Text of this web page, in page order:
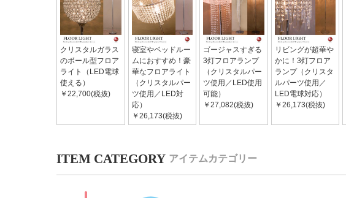
クリスタルガラス
のボール型フロア
ライト（LED電球
使える）
￥22,700(税抜)
寝室やベッドルー
ムにおすすめ！豪
華なフロアライト
（クリスタルパー
ツ使用／LED対
応）
￥26,173(税抜)
ゴージャスすぎる
3灯フロアランプ
（クリスタルパー
ツ使用／LED使用
可能）
￥27,082(税抜)
リビングが超華や
かに！3灯フロア
ランプ（クリスタ
ルパーツ使用／
LED電球対応）
￥26,173(税抜)
アイテムカテゴリー